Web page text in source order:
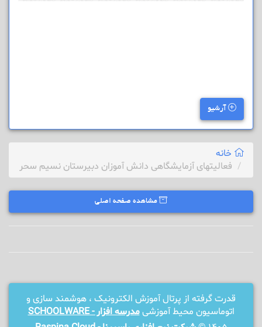
آرشیو
خانه
فعالیتهای آزمایشگاهی دانش آموزان دبیرستان نسیم سحر
مشاهده صفحه اصلی
قدرت گرفته از پرتال آموزش الکترونیک ، هوشمند سازی و
اتوماسیون محیط آموزشیمدرسه افزار - SCHOOLWARE